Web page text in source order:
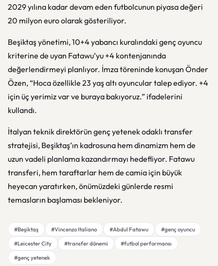
2029 yılına kadar devam eden futbolcunun piyasa değeri
20 milyon euro olarak gösteriliyor.
Beşiktaş yönetimi, 10+4 yabancı kuralındaki genç oyuncu
kriterine de uyan Fatawu’yu +4 kontenjanında
değerlendirmeyi planlıyor. İmza töreninde konuşan Önder
Özen, “Hoca özellikle 23 yaş altı oyuncular talep ediyor. +4
için üç yerimiz var ve buraya bakıyoruz.” ifadelerini
kullandı.
İtalyan teknik direktörün genç yetenek odaklı transfer
stratejisi, Beşiktaş’ın kadrosuna hem dinamizm hem de
uzun vadeli planlama kazandırmayı hedefliyor. Fatawu
transferi, hem taraftarlar hem de camia için büyük
heyecan yaratırken, önümüzdeki günlerde resmi
temasların başlaması bekleniyor.
#Beşiktaş #Vincenzo Italiano #Abdul Fatawu
#genç oyuncu
#Leicester City
#transfer dönemi
#futbol performansı
#genç yetenek